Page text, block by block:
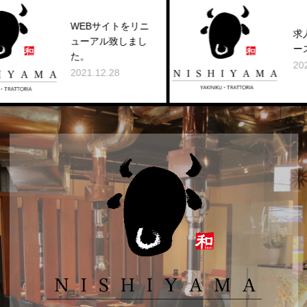
WEBサイトをリニ
ューアル致しまし
2021.12.28
求人に関